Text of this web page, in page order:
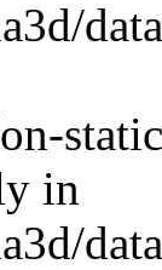
in